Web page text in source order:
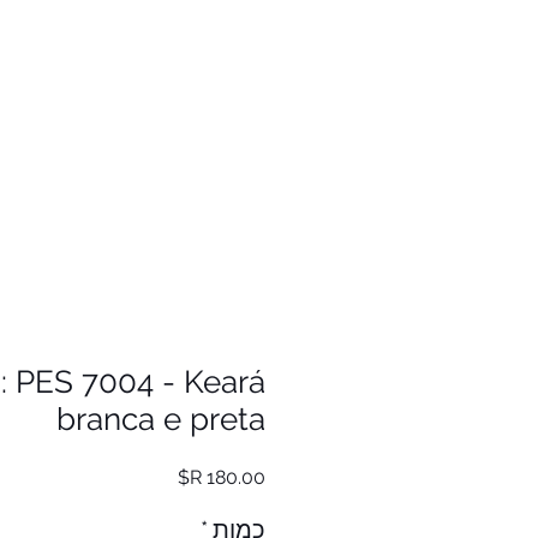
PES 7004 - Keará
branca e preta
מחיר
כמות *